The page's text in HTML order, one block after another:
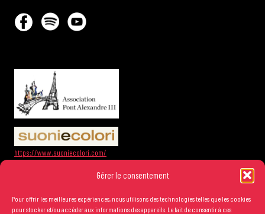
Gérer le consentement
Pour offrir les meilleures expériences, nous utilisons des technologies telles que les cookies
pour stocker et/ou accéder aux informations des appareils. Le fait de consentir à ces
https://www.suoniecolori.com/